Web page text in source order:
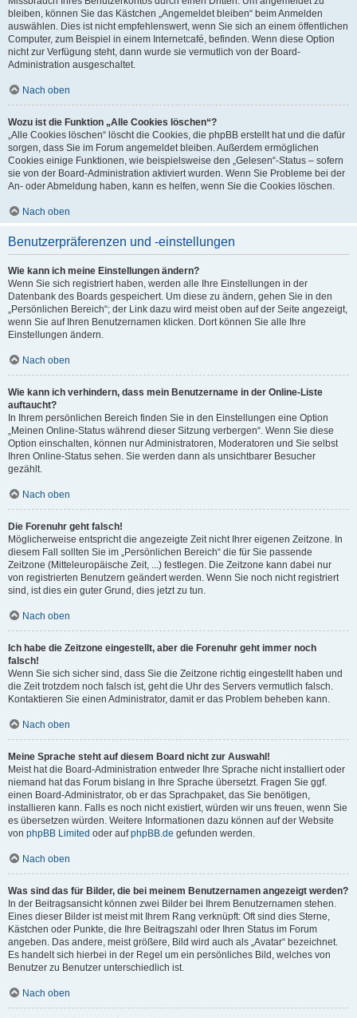
bleiben, können Sie das Kästchen „Angemeldet bleiben“ beim Anmelden
auswählen. Dies ist nicht empfehlenswert, wenn Sie sich an einem öffentlichen
Computer, zum Beispiel in einem Internetcafé, befinden. Wenn diese Option
nicht zur Verfügung steht, dann wurde sie vermutlich von der Board-
Administration ausgeschaltet.
Nach oben
Wozu ist die Funktion „Alle Cookies löschen“?
„Alle Cookies löschen“ löscht die Cookies, die phpBB erstellt hat und die dafür
sorgen, dass Sie im Forum angemeldet bleiben. Außerdem ermöglichen
Cookies einige Funktionen, wie beispielsweise den „Gelesen“-Status – sofern
sie von der Board-Administration aktiviert wurden. Wenn Sie Probleme bei der
An- oder Abmeldung haben, kann es helfen, wenn Sie die Cookies löschen.
Nach oben
Benutzerpräferenzen und -einstellungen
Wie kann ich meine Einstellungen ändern?
Wenn Sie sich registriert haben, werden alle Ihre Einstellungen in der
Datenbank des Boards gespeichert. Um diese zu ändern, gehen Sie in den
„Persönlichen Bereich“; der Link dazu wird meist oben auf der Seite angezeigt,
wenn Sie auf Ihren Benutzernamen klicken. Dort können Sie alle Ihre
Einstellungen ändern.
Nach oben
Wie kann ich verhindern, dass mein Benutzername in der Online-Liste
auftaucht?
In Ihrem persönlichen Bereich finden Sie in den Einstellungen eine Option
„Meinen Online-Status während dieser Sitzung verbergen“. Wenn Sie diese
Option einschalten, können nur Administratoren, Moderatoren und Sie selbst
Ihren Online-Status sehen. Sie werden dann als unsichtbarer Besucher
gezählt.
Nach oben
Die Forenuhr geht falsch!
Möglicherweise entspricht die angezeigte Zeit nicht Ihrer eigenen Zeitzone. In
diesem Fall sollten Sie im „Persönlichen Bereich“ die für Sie passende
Zeitzone (Mitteleuropäische Zeit, ...) festlegen. Die Zeitzone kann dabei nur
von registrierten Benutzern geändert werden. Wenn Sie noch nicht registriert
sind, ist dies ein guter Grund, dies jetzt zu tun.
Nach oben
Ich habe die Zeitzone eingestellt, aber die Forenuhr geht immer noch
falsch!
Wenn Sie sich sicher sind, dass Sie die Zeitzone richtig eingestellt haben und
die Zeit trotzdem noch falsch ist, geht die Uhr des Servers vermutlich falsch.
Kontaktieren Sie einen Administrator, damit er das Problem beheben kann.
Nach oben
Meine Sprache steht auf diesem Board nicht zur Auswahl!
Meist hat die Board-Administration entweder Ihre Sprache nicht installiert oder
niemand hat das Forum bislang in Ihre Sprache übersetzt. Fragen Sie ggf.
einen Board-Administrator, ob er das Sprachpaket, das Sie benötigen,
installieren kann. Falls es noch nicht existiert, würden wir uns freuen, wenn Sie
es übersetzen würden. Weitere Informationen dazu können auf der Website
von phpBB Limited oder aufphpBB.de gefunden werden.
Nach oben
Was sind das für Bilder, die bei meinem Benutzernamen angezeigt werden?
In der Beitragsansicht können zwei Bilder bei Ihrem Benutzernamen stehen.
Eines dieser Bilder ist meist mit Ihrem Rang verknüpft: Oft sind dies Sterne,
Kästchen oder Punkte, die Ihre Beitragszahl oder Ihren Status im Forum
angeben. Das andere, meist größere, Bild wird auch als „Avatar“ bezeichnet.
Es handelt sich hierbei in der Regel um ein persönliches Bild, welches von
Benutzer zu Benutzer unterschiedlich ist.
Nach oben